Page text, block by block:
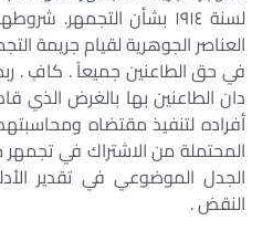
لسنة ١٩١٤ بشأن التجمهر.
العناصر الجوهرية لقيام جريمة
في حق الطاعنين جميعاً . كافٍ .
دان الطاعنين بها بالغرض الذي
أفراده لتنفيذ مقتضاه ومحاسبتهم
المحتملة من الاشتراك في
الجدل الموضوعي في تقدير
النقض .